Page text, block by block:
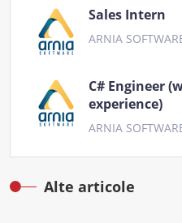
Sales Intern
ARNIA
C# Engineer
experience)
ARNIA
Alte articole